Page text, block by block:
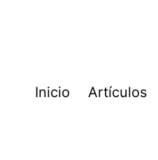
Inicio Artículos